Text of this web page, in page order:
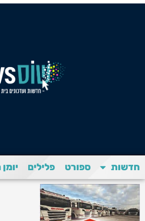
חדשות ספורט פלילים